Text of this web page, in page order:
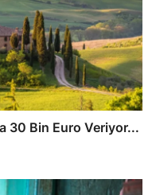
30 Bin Euro Veriyor...